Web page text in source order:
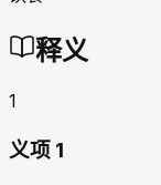
释义
1
义项 1